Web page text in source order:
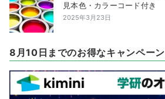
見本色・カラーコード付き
2025年3月23日
8月10日までのお得なキャンペーン